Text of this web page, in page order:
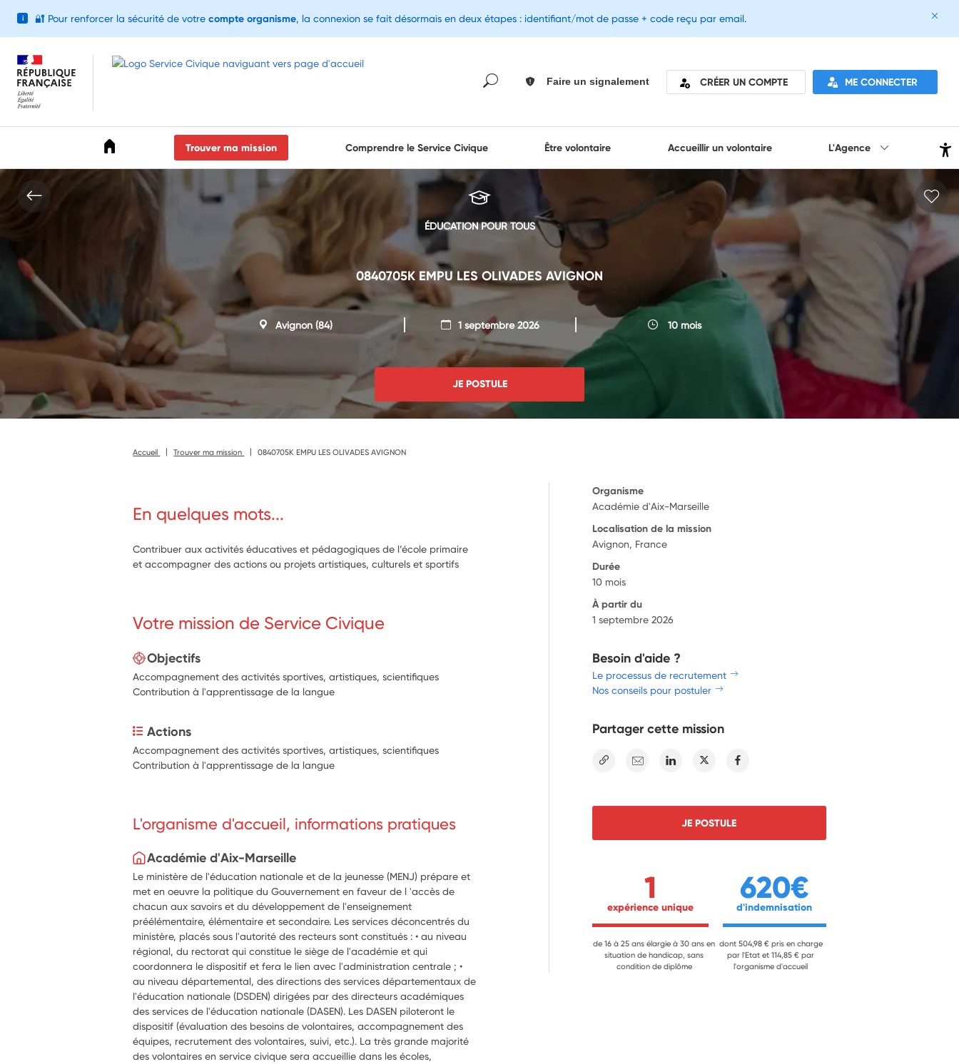
Faire un signalement CRÉER UN COMPTE ME CONNECTER
Trouver ma mission Comprendre le Service Civique Être volontaire Accueillir un volontaire L'Agence
ÉDUCATION POUR TOUS
0840705K EMPU LES OLIVADES AVIGNON
Avignon(84) 1 septembre 2026 10 mois
JE POSTULE
Accueil Trouver ma mission 0840705K EMPU LES OLIVADES AVIGNON
En quelques mots...
Contribuer aux activités éducatives et pédagogiques de l’école primaire
et accompagner des actions ou projets artistiques, culturels et sportifs
Votre mission de Service Civique
Objectifs
Accompagnement des activités sportives, artistiques, scientifiques
Contribution à l'apprentissage de la langue
Actions
Accompagnement des activités sportives, artistiques, scientifiques
Contribution à l'apprentissage de la langue
L'organisme d'accueil, informations pratiques
Académie d'Aix-Marseille
Le ministère de l'éducation nationale et de la jeunesse (MENJ) prépare et
met en oeuvre la politique du Gouvernement en faveur de l 'accès de
chacun aux savoirs et du développement de l'enseignement
préélémentaire, élémentaire et secondaire. Les services déconcentrés du
ministère, placés sous l'autorité des recteurs sont constitués : • au niveau
régional, du rectorat qui constitue le siège de l'académie et qui
coordonnera le dispositif et fera le lien avec l'administration centrale ; •
au niveau départemental, des directions des services départementaux de
l'éducation nationale (DSDEN) dirigées par des directeurs académiques
des services de l'éducation nationale (DASEN). Les DASEN piloteront le
dispositif (évaluation des besoins de volontaires, accompagnement des
équipes, recrutement des volontaires, suivi, etc.). La très grande majorité
des volontaires en service civique sera accueillie dans les écoles,
Organisme
Académie d'Aix-Marseille
Localisation de la mission
Avignon, France
Durée
10 mois
À partir du
1 septembre 2026
Besoin d'aide ?
Le processus de recrutement
Nos conseils pour postuler
Partager cette mission
E-mail Linkedin Twitter
JE POSTULE
1
expérience unique
de 16 à 25 ans élargie à 30 ans en
situation de handicap, sans
condition de diplôme
620€
d'indemnisation
dont 504,98 € pris en charge
par l'Etat et 114,85 € par
l'organisme d'accueil
i 🔐 Pour renforcer la sécurité de votre compte organisme, la connexion se fait désormais en deux étapes : identifiant/mot de passe + code reçu par email.